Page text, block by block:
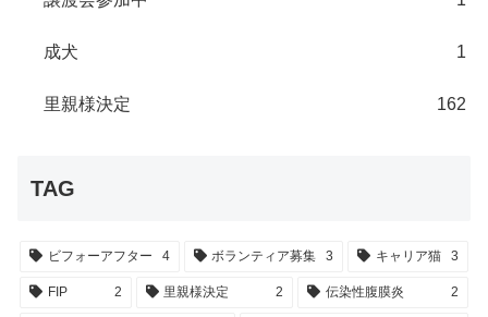
成犬 1
里親様決定 162
TAG
ビフォーアフター 4 ボランティア募集 3 キャリア猫 3
FIP 2 里親様決定 2 伝染性腹膜炎 2